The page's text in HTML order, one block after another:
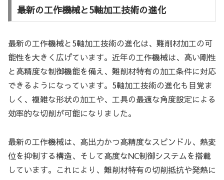
最新の工作機械と5軸加工技術の進化
最新の工作機械と5軸加工技術の進化は、難削材加工の可
能性を大きく広げています。近年の工作機械は、高い剛性
と高精度な制御機能を備え、難削材特有の加工条件に対応
できるようになっています。5軸加工技術の進化も目覚ま
しく、複雑な形状の加工や、工具の最適な角度設定による
効率的な切削が可能になりました。
最新の工作機械は、高出力かつ高精度なスピンドル、熱変
位を抑制する構造、そして高度なNC制御システムを搭載
しています。これにより、難削材特有の切削抵抗や発熱に